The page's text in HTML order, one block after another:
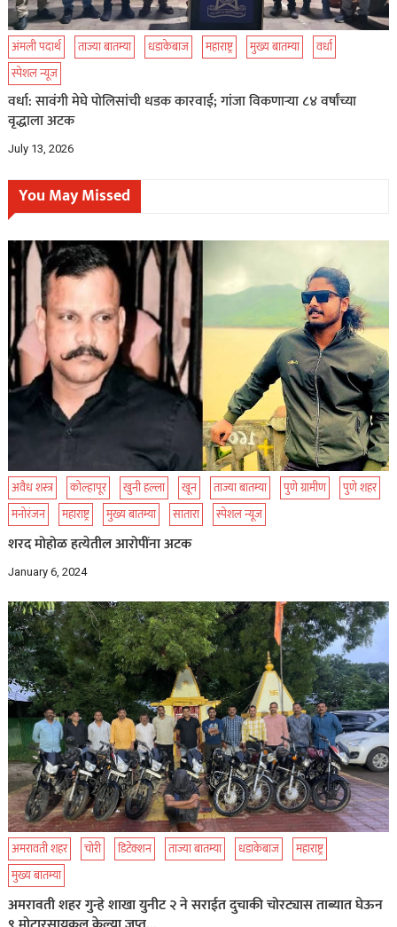
अंमली पदार्थ ताज्या बातम्या धडाकेबाज महाराष्ट्र मुख्य बातम्या
वर्धा
स्पेशल न्यूज
वर्धा: सावंगी मेघे पोलिसांची धडक कारवाई; गांजा विकणाऱ्या ८४ वर्षांच्या
वृद्धाला अटक
July 13, 2026
You May Missed
अवैध शस्त्र कोल्हापूर खुनी हल्ला खून ताज्या बातम्या पुणे ग्रामीण
पुणे शहर
मनोरंजन
महाराष्ट्र मुख्य बातम्या सातारा स्पेशल न्यूज
शरद मोहोळ हत्येतील आरोपींना अटक
January 6, 2024
अमरावती शहर चोरी डिटेक्शन ताज्या बातम्या धडाकेबाज
महाराष्ट्र
मुख्य बातम्या
अमरावती शहर गुन्हे शाखा युनीट २ ने सराईत दुचाकी चोरट्यास ताब्यात घेऊन